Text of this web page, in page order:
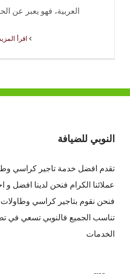
العربية، فهو يعبر عن
النوبي للضيافة
تقدم افضل خدمة تاجير كراسي
عملائنا الكرام فنحن لدينا افضل
فنحن نقوم بتاجير كراسي وطاولات
تناسب الجميع فالنوبي تسعي في
الخدمات